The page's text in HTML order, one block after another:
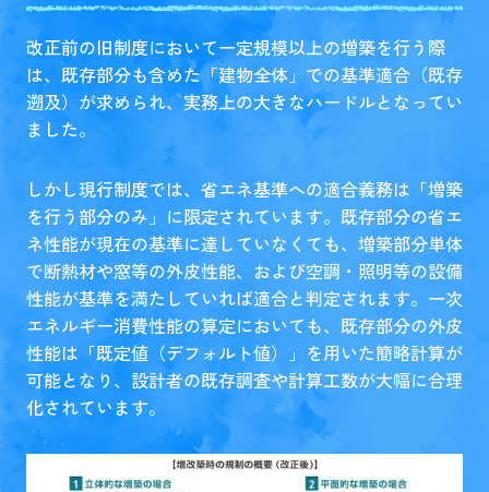
改正前の旧制度において一定規模以上の増築を行う際
は、既存部分も含めた「建物全体」での基準適合（既存
遡及）が求められ、実務上の大きなハードルとなってい
ました。
しかし現行制度では、省エネ基準への適合義務は「増築
を行う部分のみ」に限定されています。既存部分の省エ
ネ性能が現在の基準に達していなくても、増築部分単体
で断熱材や窓等の外皮性能、および空調・照明等の設備
性能が基準を満たしていれば適合と判定されます。一次
エネルギー消費性能の算定においても、既存部分の外皮
性能は「既定値（デフォルト値）」を用いた簡略計算が
可能となり、設計者の既存調査や計算工数が大幅に合理
化されています。